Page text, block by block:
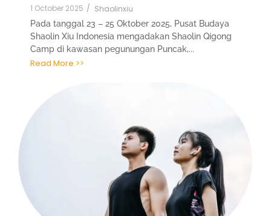
1 October 2025 / Shaolinxiu
Pada tanggal 23 – 25 Oktober 2025, Pusat Budaya
Shaolin Xiu Indonesia mengadakan Shaolin Qigong
Camp di kawasan pegunungan Puncak,...
Read More >>